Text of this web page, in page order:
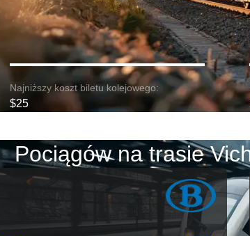
Najniższy koszt biletu kolejowego:
$25
Pociągów na trasie